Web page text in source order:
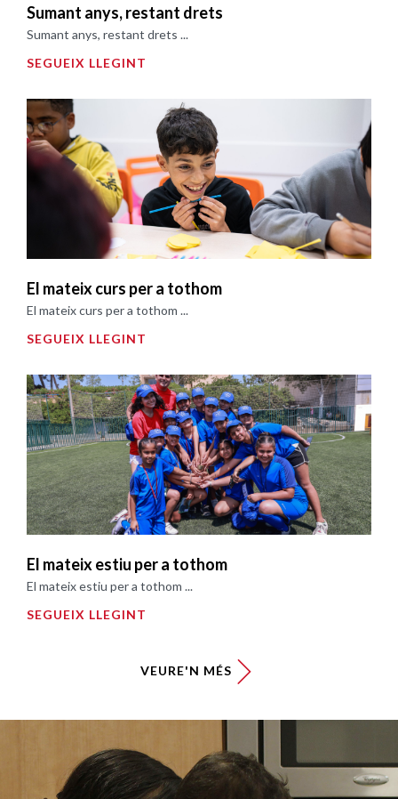
Sumant anys, restant drets
Sumant anys, restant drets ...
SEGUEIX LLEGINT
El mateix curs per a tothom
El mateix curs per a tothom ...
SEGUEIX LLEGINT
El mateix estiu per a tothom
El mateix estiu per a tothom ...
SEGUEIX LLEGINT
VEURE'N MÉS